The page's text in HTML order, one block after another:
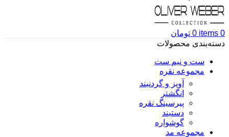
0
items
0 تومان
دسته‌بندی محصولات
ست و نیم ست
مجموعه نقره
آویز و گردنبند
انگشتر
پیرسینگ نقره
دستبند
گوشواره
مجموعه مد